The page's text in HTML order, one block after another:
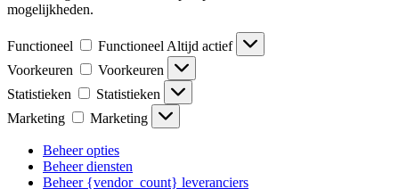
mogelijkheden.
Functioneel Functioneel Altijd actief
Voorkeuren
Voorkeuren
Statistieken
Statistieken
Marketing
Marketing
Beheer opties
Beheer diensten
Beheer {vendor_count} leveranciers